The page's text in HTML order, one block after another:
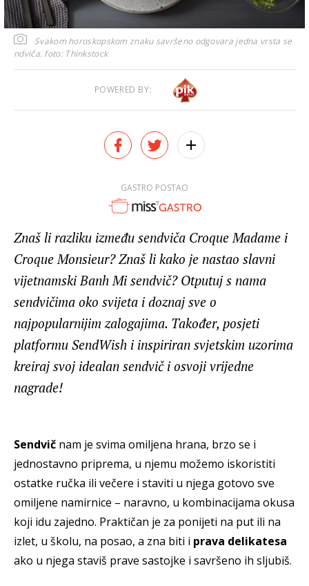
Svakom horoskopskom znaku savršeno odgovara jedna vrsta se
ndviča. foto: Thinkstock
POWERED BY:
GASTRO POSTAO
Znaš li razliku između sendviča Croque Madame i
Croque Monsieur? Znaš li kako je nastao slavni
vijetnamski Banh Mi sendvič? Otputuj s nama
sendvičima oko svijeta i doznaj sve o
najpopularnijim zalogajima. Također, posjeti
platformu SendWish i inspiriran svjetskim uzorima
kreiraj svoj idealan sendvič i osvoji vrijedne
nagrade!
Sendvič nam je svima omiljena hrana, brzo se i
jednostavno priprema, u njemu možemo iskoristiti
ostatke ručka ili večere i staviti u njega gotovo sve
omiljene namirnice – naravno, u kombinacijama okusa
koji idu zajedno. Praktičan je za ponijeti na put ili na
izlet, u školu, na posao, a zna biti i prava delikatesa
ako u njega staviš prave sastojke i savršeno ih sljubiš.